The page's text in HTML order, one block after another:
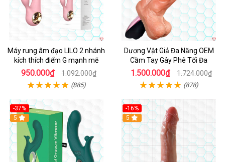
Máy rung âm đạo LILO 2 nhánh
kích thích điểm G mạnh mẽ
950.000₫ 1.092.000₫
(885)
Dương Vật Giả Đa Năng OEM
Cầm Tay Gây Phê Tối Đa
1.500.000₫ 1.724.000₫
(878)
-37%
Hot
5
-16%
Hot
5